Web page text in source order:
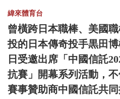
緯來體育台
曾橫跨日本職棒、美國
投的日本傳奇投手黒田
日受邀出席「中國信託
抗賽」開幕系列活動，不
賽事贊助商中國信託共